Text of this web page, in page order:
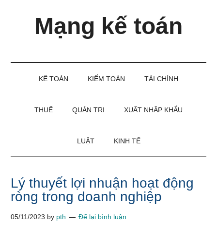
Mạng kế toán
KẾ TOÁN KIỂM TOÁN TÀI CHÍNH
THUẾ QUẢN TRỊ XUẤT NHẬP KHẨU
LUẬT KINH TẾ
Lý thuyết lợi nhuận hoạt động
ròng trong doanh nghiệp
05/11/2023 by pth Để lại bình luận